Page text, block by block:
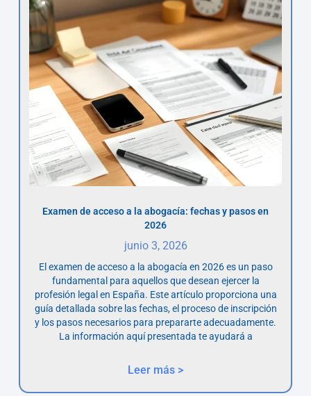
Examen de acceso a la abogacía: fechas y pasos en
2026
junio 3, 2026
El examen de acceso a la abogacía en 2026 es un paso
fundamental para aquellos que desean ejercer la
profesión legal en España. Este artículo proporciona una
guía detallada sobre las fechas, el proceso de inscripción
y los pasos necesarios para prepararte adecuadamente.
La información aquí presentada te ayudará a
Leer más >